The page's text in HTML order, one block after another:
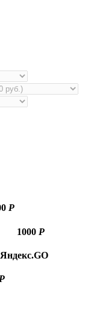
Р
1000 Р
Яндекс.GO
Р